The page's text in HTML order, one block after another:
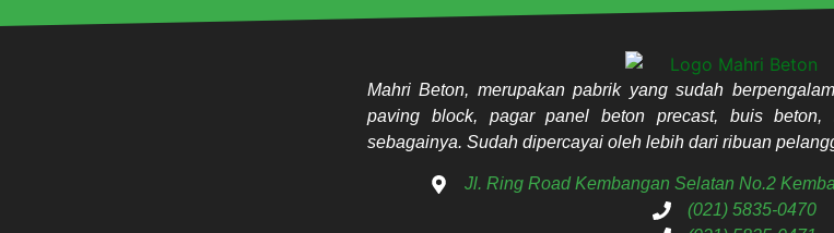
Mahri Beton, merupakan pabrik yang sudah
paving block, pagar panel beton precast, buis
sebagainya. Sudah dipercayai oleh lebih dari ribuan
Jl. Ring Road Kembangan Selatan No.2
(021) 5835-0470